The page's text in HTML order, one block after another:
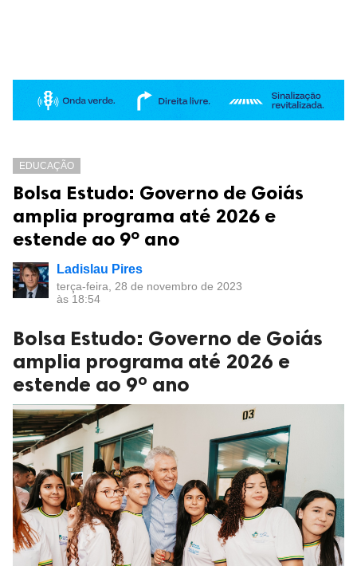
EDUCAÇÃO
Bolsa Estudo: Governo de Goiás
amplia programa até 2026 e
estende ao 9º ano
Ladislau Pires
terça-feira, 28 de novembro de 2023
às 18:54
Bolsa Estudo: Governo de Goiás
amplia programa até 2026 e
estende ao 9º ano